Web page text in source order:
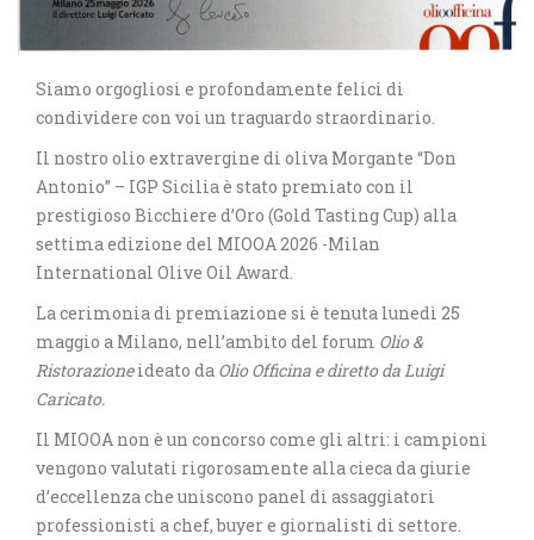
Siamo orgogliosi e profondamente felici di
condividere con voi un traguardo straordinario.
Il nostro olio extravergine di oliva Morgante “Don
Antonio” – IGP Sicilia è stato premiato con il
prestigioso Bicchiere d’Oro (Gold Tasting Cup) alla
settima edizione del MIOOA 2026 -Milan
International Olive Oil Award.
La cerimonia di premiazione si è tenuta lunedì 25
maggio a Milano, nell’ambito del forum Olio &
Ristorazioneideato da Olio Officina e diretto da Luigi
Caricato.
Il MIOOA non è un concorso come gli altri: i campioni
vengono valutati rigorosamente alla cieca da giurie
d’eccellenza che uniscono panel di assaggiatori
professionisti a chef, buyer e giornalisti di settore.